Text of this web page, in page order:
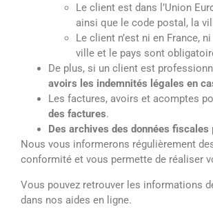
Le client est dans l’Union
ainsi que le code postal, la
Le client n’est ni en France,
ville et le pays sont
De plus, si un client est
avoirs les indemnités légales en
Les factures, avoirs et acomptes
des factures.
Des archives des données fiscales
Nous vous informerons régulièrement
conformité et vous permette de réaliser
Vous pouvez retrouver les informations
dans nos aides en ligne.